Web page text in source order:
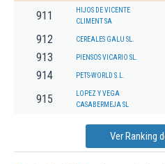
911
HIJOS DE VICENTE
CLIMENT SA
912 CEREALES GALU SL.
913 PIENSOS VICARIO SL.
914 PETS-WORLD S.L.
915
LOPEZ Y VEGA
CASABERMEJA SL
Ver Ranking